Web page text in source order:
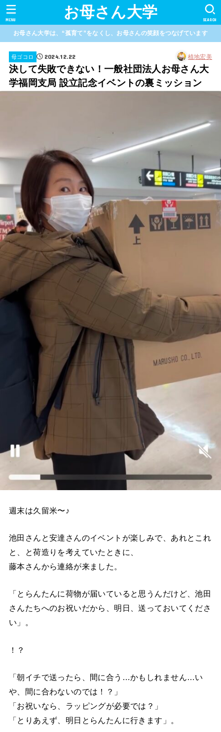
お母さん大学 SEARCH
MENU
お母さん大学は、“孤育て”をなくし、お母さんの笑顔をつなげています
母ゴコロ 2024.12.22 植地宏美
決して失敗できない！一般社団法人お母さん大
学福岡支局 設立記念イベントの裏ミッション
週末は久留米〜♪
池田さんと安達さんのイベントが楽しみで、あれとこれ
と、と荷造りを考えていたときに、
藤本さんから連絡が来ました。
「とらんたんに荷物が届いていると思うんだけど、池田
さんたちへのお祝いだから、明日、送っておいてくださ
い」。
！？
「朝イチで送ったら、間に合う…かもしれません…い
や、間に合わないのでは！？」
「お祝いなら、ラッピングが必要では？」
「とりあえず、明日とらんたんに行きます」。